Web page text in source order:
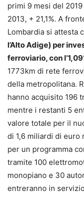
primi 9 mesi del
2013, + 21,1%. A
Lombardia si attesta
l’Alto Adige) per
ferroviario, con
1773km di rete
della metropolitana.
hanno acquisito 196
mentre i restanti 5
valore totale per il
di 1,6 miliardi di euro
per un programma
tramite 100
monopiano e 30
entreranno in